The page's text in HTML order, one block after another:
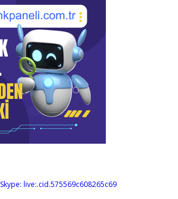
Skype: live:.cid.575569c608265c69